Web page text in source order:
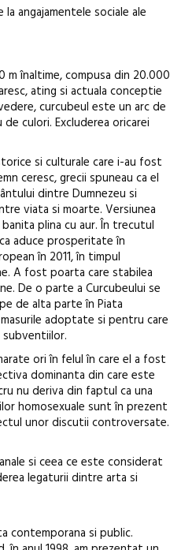
angajamentele sociale ale
m înaltime, compusa din 20.000
ating si actuala conceptie
curcubeul este un arc de
culori. Excluderea oricarei
si culturale care i-au fost
ceresc, grecii spuneau ca el
dintre Dumnezeu si
viata si moarte. Versiunea
plina cu aur. În trecutul
aduce prosperitate în
în 2011, în timpul
A fost poarta care stabilea
De o parte a Curcubeului se
de alta parte în Piata
adoptate si pentru care
ori în felul în care el a fost
dominanta din care este
nu deriva din faptul ca una
homosexuale sunt în prezent
unor discutii controversate.
si ceea ce este considerat
legaturii dintre arta si
contemporana si public.